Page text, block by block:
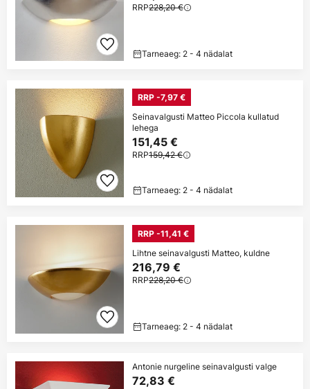
RRP228,20 €
Tarneaeg: 2 - 4 nädalat
RRP -7,97 €
Seinavalgusti Matteo Piccola kullatud
lehega
151,45 €
RRP159,42 €
Tarneaeg: 2 - 4 nädalat
RRP -11,41 €
Lihtne seinavalgusti Matteo, kuldne
216,79 €
RRP228,20 €
Tarneaeg: 2 - 4 nädalat
Antonie nurgeline seinavalgusti valge
72,83 €